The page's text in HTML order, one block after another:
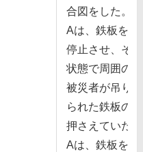
合図をした。
Aは、鉄板を
停⽌させ、その
状態で周囲の
被災者が吊り
られた鉄板の
押さえていた。
Aは、鉄板を